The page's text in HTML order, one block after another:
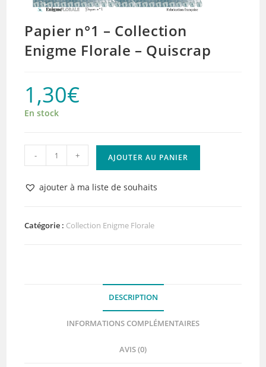
Papier n°1 – Collection
Enigme Florale – Quiscrap
1,30€
En stock
quantité
de
Papier
Collection
- + AJOUTER AU PANIER
ajouter à ma liste de souhaits
Catégorie : Collection Enigme Florale
DESCRIPTION
INFORMATIONS COMPLÉMENTAIRES
AVIS (0)